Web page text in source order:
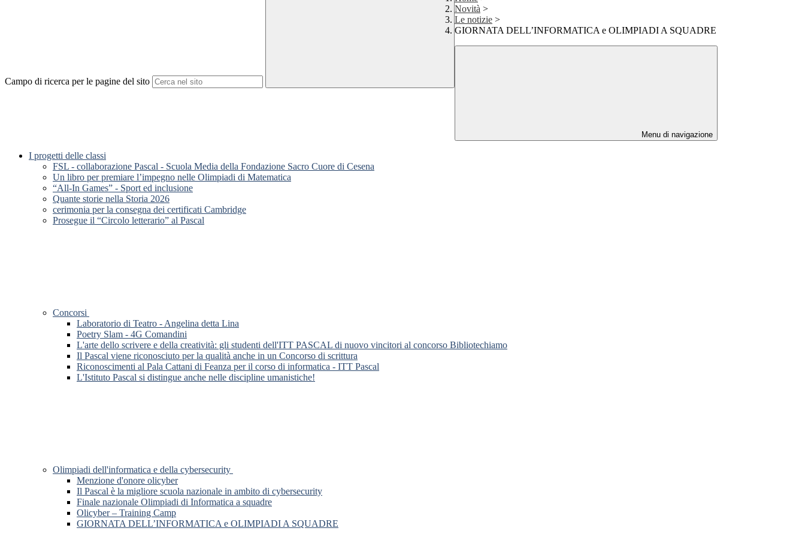
Campo di ricerca per le pagine del sito
Novità >
Le notizie >
GIORNATA DELL’INFORMATICA e OLIMPIADI A SQUADRE
Menu di navigazione
I progetti delle classi
FSL - collaborazione Pascal - Scuola Media della Fondazione Sacro Cuore di Cesena
Un libro per premiare l’impegno nelle Olimpiadi di Matematica
“All-In Games” - Sport ed inclusione
Quante storie nella Storia 2026
cerimonia per la consegna dei certificati Cambridge
Prosegue il “Circolo letterario” al Pascal
Concorsi
Laboratorio di Teatro - Angelina detta Lina
Poetry Slam - 4G Comandini
L'arte dello scrivere e della creatività: gli studenti dell'ITT PASCAL di nuovo vincitori al concorso Bibliotechiamo
Il Pascal viene riconosciuto per la qualità anche in un Concorso di scrittura
Riconoscimenti al Pala Cattani di Feanza per il corso di informatica - ITT Pascal
L'Istituto Pascal si distingue anche nelle discipline umanistiche!
Olimpiadi dell'informatica e della cybersecurity
Menzione d'onore olicyber
Il Pascal è la migliore scuola nazionale in ambito di cybersecurity
Finale nazionale Olimpiadi di Informatica a squadre
Olicyber – Training Camp
GIORNATA DELL’INFORMATICA e OLIMPIADI A SQUADRE